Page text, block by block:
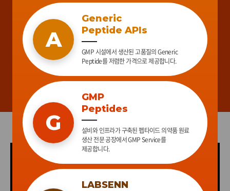
A
Generic
Peptide APIs
GMP 시설에서 생산된 고품질의 Generic
Peptide를 저렴한 가격으로 제공합니다.
G
GMP
Peptides
설비와 인프라가 구축된 펩타이드 의약품 원료
생산 전문 공장에서 GMP Service를
제공합니다.
LABSENN
GMP Peptides
HLB PEP의 GMP 공장은 3년여의 준비 및 공사기간을 거쳐
완공된 대한민국 최초의 펩타이드 의약품 원료 생산 전문
공장으로서 펩타이드 의약품 원료의 합성, 정제, 건조 및
품질관리에 필요한 제반 설비와 인프라가 구축되어 있습니다.
VIEW MORE
Generic Peptides
HLB PEP은 GMP 시설에서 생산된 고품질의
Peptide를 저렴한 가격으로 제공하고 있습니다.
Custom Peptides
HLB PEP은 펩타이드 합성에 대한 풍부한 경험과 최적의 합성
기술을 이용하여 주문자가 원하는 다양한 종류의 고품질
펩타이드를 신속하게 제공하고 있습니다.
VIEW MORE
Catalog Peptides
Catalog 펩타이드는 Hormone, Neuropeptide, Antibiotic
peptide, Neurotoxin 등 생리활성작용이 널리 알려진 연구용
펩타이드 입니다. HLB PEP은 CPCR Ligards와 Peptide
Neurotoxins에 Focusing 된 Catalog...
VIEW MORE
Other Service
MALDI-TOF Mass Spectrometer
High performance liquid chromatography
(고속액체크로마토그라피)
VIEW MORE